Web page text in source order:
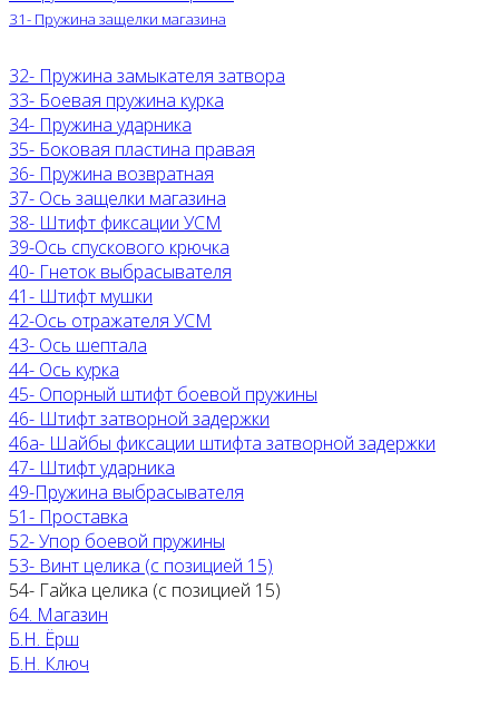
31- Пружина защелки магазина
32- Пружина замыкателя затвора
33- Боевая пружина курка
34- Пружина ударника
35- Боковая пластина правая
36- Пружина возвратная
37- Ось защелки магазина
38- Штифт фиксации УСМ
39-Ось спускового крючка
40- Гнеток выбрасывателя
41- Штифт мушки
42-Ось отражателя УСМ
43- Ось шептала
44- Ось курка
45- Опорный штифт боевой пружины
46- Штифт затворной задержки
46а- Шайбы фиксации штифта затворной задержки
47- Штифт ударника
49-Пружина выбрасывателя
51- Проставка
52- Упор боевой пружины
53- Винт целика (с позицией 15)
54- Гайка целика (с позицией 15)
64. Магазин
Б.Н. Ёрш
Б.Н. Ключ